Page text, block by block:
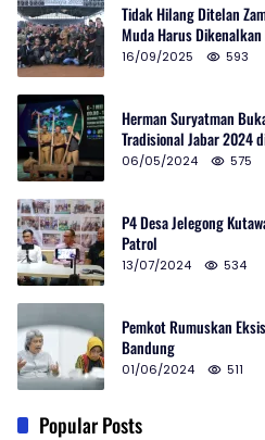
Tidak Hilang Ditelan
Muda Harus
16/09/2025 593
Herman Suryatman
Tradisional Jabar 2024
06/05/2024 575
P4 Desa Jelegong
Patrol
13/07/2024 534
Pemkot Rumuskan
Bandung
01/06/2024 511
Popular Posts